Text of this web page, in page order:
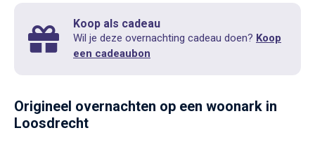
Koop als cadeau
Wil je deze overnachting cadeau doen? Koop
een cadeaubon
Origineel overnachten op een woonark in
Loosdrecht